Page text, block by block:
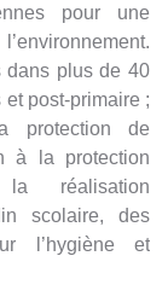
pour une
dans plus de 40
post-primaire ;
protection de
à la protection
la réalisation
scolaire, des
l’hygiène et